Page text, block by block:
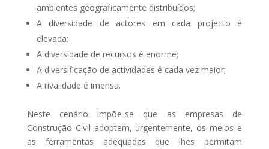
ambientes geograficamente distribuídos;
A diversidade de actores em cada projecto é
elevada;
A diversidade de recursos é enorme;
A diversificação de actividades é cada vez maior;
A rivalidade é imensa.
Neste cenário impõe-se que as empresas de
Construção Civil adoptem, urgentemente, os meios e
as ferramentas adequadas que lhes permitam